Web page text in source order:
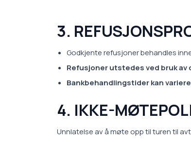
3.
Godkjente refusjoner behandles
Refusjoner utstedes ved bruk
Bankbehandlingstider kan
4. IKKE-
Unnlatelse av å møte opp til turen til